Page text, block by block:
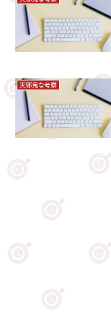
天邪鬼な考察